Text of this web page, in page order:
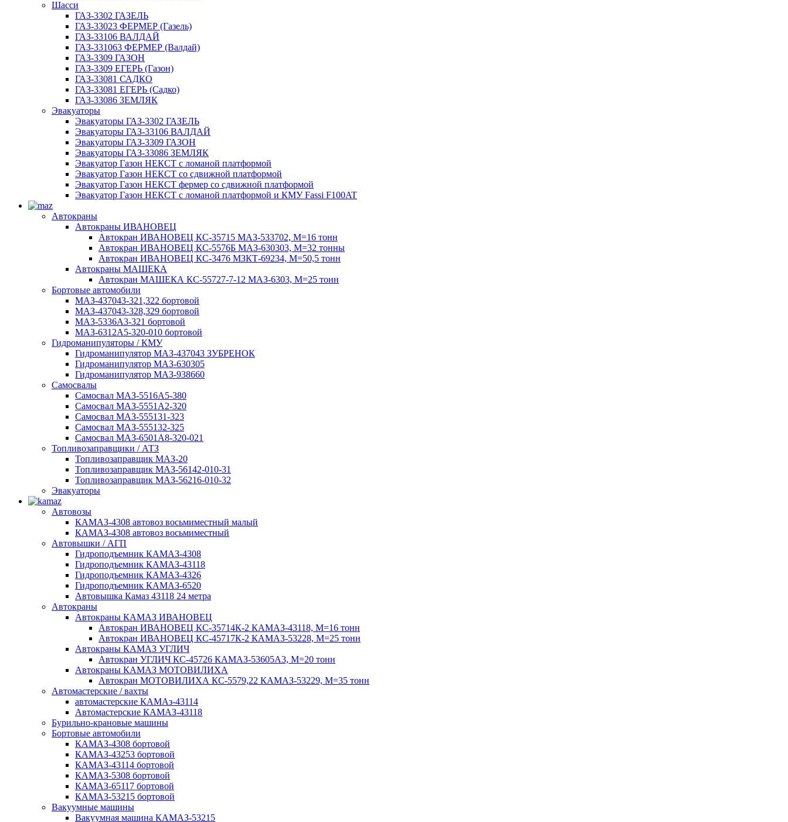
Шасси
ГАЗ-3302 ГАЗЕЛЬ
ГАЗ-33023 ФЕРМЕР (Газель)
ГАЗ-33106 ВАЛДАЙ
ГАЗ-331063 ФЕРМЕР (Валдай)
ГАЗ-3309 ГАЗОН
ГАЗ-3309 ЕГЕРЬ (Газон)
ГАЗ-33081 САДКО
ГАЗ-33081 ЕГЕРЬ (Садко)
ГАЗ-33086 ЗЕМЛЯК
Эвакуаторы
Эвакуаторы ГАЗ-3302 ГАЗЕЛЬ
Эвакуаторы ГАЗ-33106 ВАЛДАЙ
Эвакуаторы ГАЗ-3309 ГАЗОН
Эвакуаторы ГАЗ-33086 ЗЕМЛЯК
Эвакуатор Газон НЕКСТ с ломаной платформой
Эвакуатор Газон НЕКСТ со сдвижной платформой
Эвакуатор Газон НЕКСТ фермер со сдвижной платформой
Эвакуатор Газон НЕКСТ с ломаной платформой и КМУ Fassi F100AT
Автокраны
Автокраны ИВАНОВЕЦ
Автокран ИВАНОВЕЦ КС-35715 МАЗ-533702, М=16 тонн
Автокран ИВАНОВЕЦ КС-5576Б МАЗ-630303, М=32 тонны
Автокран ИВАНОВЕЦ КС-3476 МЗКТ-69234, М=50,5 тонн
Автокраны МАШЕКА
Автокран МАШЕКА КС-55727-7-12 МАЗ-6303, М=25 тонн
Бортовые автомобили
МАЗ-437043-321,322 бортовой
МАЗ-437043-328,329 бортовой
МАЗ-5336А3-321 бортовой
МАЗ-6312А5-320-010 бортовой
Гидроманипуляторы / КМУ
Гидроманипулятор МАЗ-437043 ЗУБРЕНОК
Гидроманипулятор МАЗ-630305
Гидроманипулятор МАЗ-938660
Самосвалы
Самосвал МАЗ-5516А5-380
Самосвал МАЗ-5551А2-320
Самосвал МАЗ-555131-323
Самосвал МАЗ-555132-325
Самосвал МАЗ-6501А8-320-021
Топливозаправщики / АТЗ
Топливозаправщик МАЗ-20
Топливозаправщик МАЗ-56142-010-31
Топливозаправщик МАЗ-56216-010-32
Эвакуаторы
Автовозы
КАМАЗ-4308 автовоз восьмиместный малый
КАМАЗ-4308 автовоз восьмиместный
Автовышки / АГП
Гидроподъемник КАМАЗ-4308
Гидроподъемник КАМАЗ-43118
Гидроподъемник КАМАЗ-4326
Гидроподъемник КАМАЗ-6520
Автовышка Камаз 43118 24 метра
Автокраны
Автокраны КАМАЗ ИВАНОВЕЦ
Автокран ИВАНОВЕЦ КС-35714К-2 КАМАЗ-43118, М=16 тонн
Автокран ИВАНОВЕЦ КС-45717К-2 КАМАЗ-53228, М=25 тонн
Автокраны КАМАЗ УГЛИЧ
Автокран УГЛИЧ КС-45726 КАМАЗ-53605А3, М=20 тонн
Автокраны КАМАЗ МОТОВИЛИХА
Автокран МОТОВИЛИХА КС-5579,22 КАМАЗ-53229, М=35 тонн
Автомастерские / вахты
автомастерские КАМАз-43114
Автомастерские КАМАЗ-43118
Бурильно-крановые машины
Бортовые автомобили
КАМАЗ-4308 бортовой
КАМАЗ-43253 бортовой
КАМАЗ-43114 бортовой
КАМАЗ-5308 бортовой
КАМАЗ-65117 бортовой
КАМАЗ-53215 бортовой
Вакуумные машины
Вакуумная машина КАМАЗ-53215